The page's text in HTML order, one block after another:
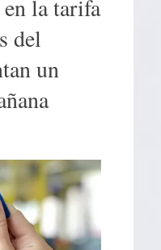
la tarifa
del
un